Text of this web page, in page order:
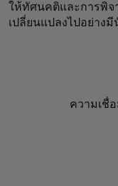
ให้ทัศนคติและการพิจ
เปลี่ยนแปลงไปอย่าง
ความเชื่